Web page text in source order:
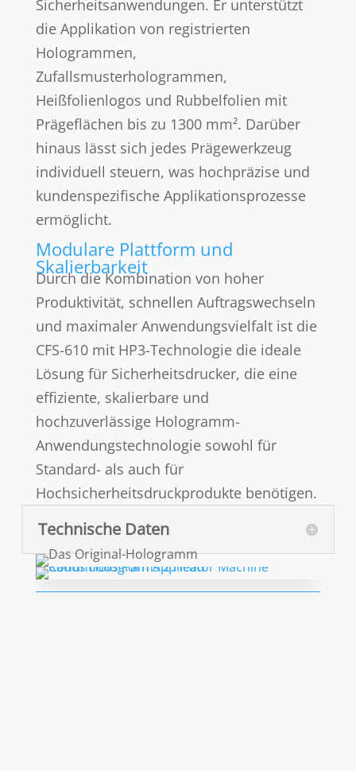
Sicherheitsanwendungen. Er unterstützt
die Applikation von registrierten
Hologrammen,
Zufallsmusterhologrammen,
Heißfolienlogos und Rubbelfolien mit
Prägeflächen bis zu 1300 mm². Darüber
hinaus lässt sich jedes Prägewerkzeug
individuell steuern, was hochpräzise und
kundenspezifische Applikationsprozesse
ermöglicht.
Modulare Plattform und
Skalierbarkeit
Durch die Kombination von hoher
Produktivität, schnellen Auftragswechseln
und maximaler Anwendungsvielfalt ist die
CFS-610 mit HP3-Technologie die ideale
Lösung für Sicherheitsdrucker, die eine
effiziente, skalierbare und
hochzuverlässige Hologramm-
Anwendungstechnologie sowohl für
Standard- als auch für
Hochsicherheitsdruckprodukte benötigen.
Technische Daten